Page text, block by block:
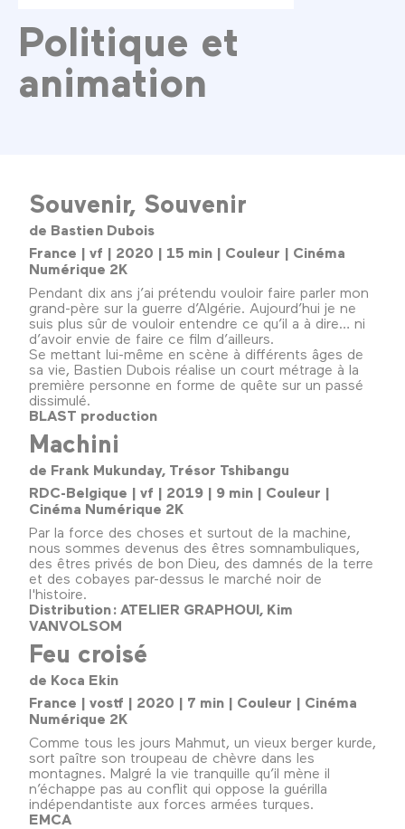
Politique et
animation
Souvenir, Souvenir
de Bastien Dubois
France | vf | 2020 | 15 min | Couleur | Cinéma
Numérique 2K
Pendant dix ans j’ai prétendu vouloir faire parler mon
grand-père sur la guerre d’Algérie. Aujourd’hui je ne
suis plus sûr de vouloir entendre ce qu’il a à dire… ni
d’avoir envie de faire ce film d’ailleurs.
Se mettant lui-même en scène à différents âges de
sa vie, Bastien Dubois réalise un court métrage à la
première personne en forme de quête sur un passé
dissimulé.
BLAST production
Machini
de Frank Mukunday, Trésor Tshibangu
RDC-Belgique | vf | 2019 | 9 min | Couleur |
Cinéma Numérique 2K
Par la force des choses et surtout de la machine,
nous sommes devenus des êtres somnambuliques,
des êtres privés de bon Dieu, des damnés de la terre
et des cobayes par-dessus le marché noir de
l'histoire.
Distribution : ATELIER GRAPHOUI, Kim
VANVOLSOM
Feu croisé
de Koca Ekin
France | vostf | 2020 | 7 min | Couleur | Cinéma
Numérique 2K
Comme tous les jours Mahmut, un vieux berger kurde,
sort paître son troupeau de chèvre dans les
montagnes. Malgré la vie tranquille qu’il mène il
n’échappe pas au conflit qui oppose la guérilla
indépendantiste aux forces armées turques.
EMCA